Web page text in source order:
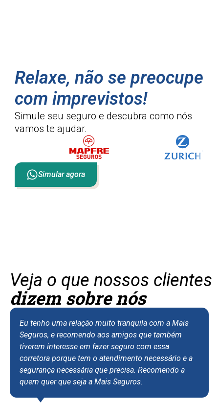
Relaxe, não se preocupe
com imprevistos!
Simule seu seguro e descubra como nós
vamos te ajudar.
Simular agora
Veja o que nossos clientes
dizem sobre nós
Eu tenho uma relação muito tranquila com a Mais
Seguros, e recomendo aos amigos que também
tiverem interesse em fazer seguro com essa
corretora porque tem o atendimento necessário e a
segurança necessária que precisa. Recomendo a
quem quer que seja a Mais Seguros.